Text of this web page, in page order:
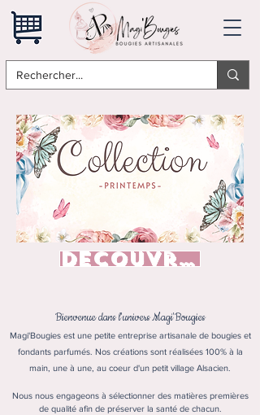
Découvrir
Bienvenue dans l'univers Magi'Bougies
Magi'Bougies est une petite entreprise artisanale de bougies et
fondants parfumés. Nos créations sont réalisées 100% à la
main, une à une, au coeur d'un petit village Alsacien.
Nous nous engageons à sélectionner des matières premières
de qualité afin de préserver la santé de chacun.